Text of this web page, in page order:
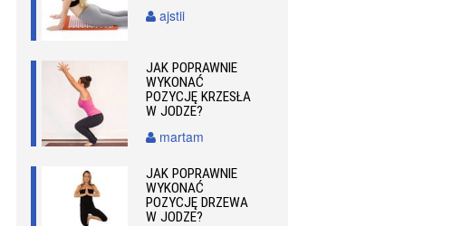
ajstii
JAK POPRAWNIE
WYKONAĆ
POZYCJĘ KRZESŁA
W JODZE?
martam
JAK POPRAWNIE
WYKONAĆ
POZYCJĘ DRZEWA
W JODZE?